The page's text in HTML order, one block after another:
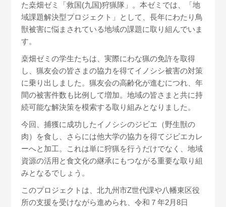
た桒畑ゼミ「救国(九国)狩猟隊」 。本ゼミでは、「地
域課題解決型プロジェクト」として、長年にわたり鳥
獣被害に悩まされている地域の課題に取り組んでいま
す。
桒畑ゼミの学生たちは、実際にわな猟の免許を取得
し、猟友会の皆さまの協力を得てイノシシ被害の対策
に乗り出しました。猟友会の高齢化が進むにつれ、年
間の被害件数も比例して増加。地域の皆さまと共に持
続可能な解決策を模索する取り組みとなりました。
今回、捕獲に成功したイノシシのジビエ（野生獣の
肉）を食し、さらには他大学の協力を得てジビエカレ
ーへと加工。これは単に狩猟を行うだけでなく、地域
資源の活用と食文化の継承にもつながる重要な取り組
みとなるでしょう。
このプロジェクトは、北九州市Z世代課や八幡東区役
所の支援を受けながら進められ、令和７年2月8日